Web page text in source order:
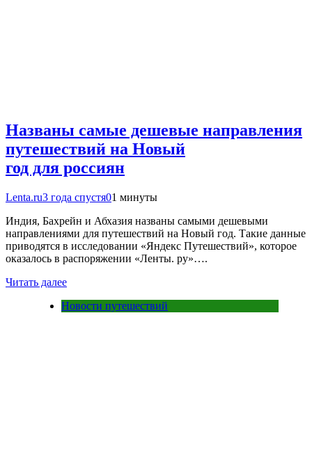
Названы самые дешевые направления
путешествий на Новый
год для россиян
Lenta.ru3 года спустя01 минуты
Индия, Бахрейн и Абхазия названы самыми дешевыми
направлениями для путешествий на Новый год. Такие данные
приводятся в исследовании «Яндекс Путешествий», которое
оказалось в распоряжении «Ленты. ру»….
Читать далее
Новости путешествий